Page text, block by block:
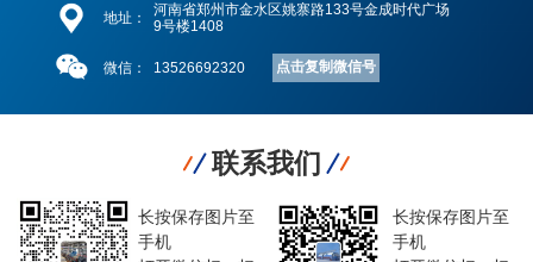
地址：
河南省郑州市金水区姚寨路133号金成时代广场
9号楼1408
微信： 13526692320 点击复制微信号
联系我们
长按保存图片至
手机
长按保存图片至
手机